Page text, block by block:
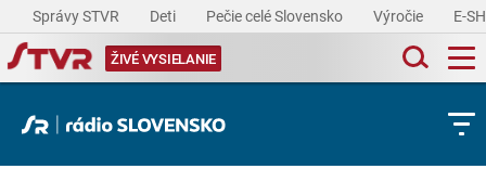
Správy STVR Deti Pečie celé Slovensko Výročie E-
ŽIVÉ VYSIELANIE